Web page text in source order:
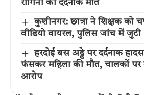
रागिनी की दर्दनाक मौत
कुशीनगर: छात्रा ने शिक्षक को
वीडियो वायरल, पुलिस जांच में जुटी
हरदोई बस अड्डे पर दर्दनाक
फंसकर महिला की मौत, चालकों पर
आरोप